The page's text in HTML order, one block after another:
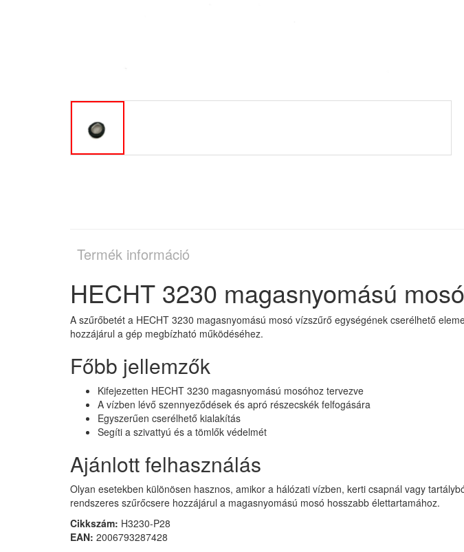
Termék információ
HECHT 3230 magasnyomású
A szűrőbetét a HECHT 3230 magasnyomású mosó vízszűrő egységének cserélhető
hozzájárul a gép megbízható működéséhez.
Főbb jellemzők
Kifejezetten HECHT 3230 magasnyomású mosóhoz tervezve
A vízben lévő szennyeződések és apró részecskék felfogására
Egyszerűen cserélhető kialakítás
Segíti a szivattyú és a tömlők védelmét
Ajánlott felhasználás
Olyan esetekben különösen hasznos, amikor a hálózati vízben, kerti csapnál vagy
rendszeres szűrőcsere hozzájárul a magasnyomású mosó hosszabb élettartamához.
Cikkszám: H3230-P28
EAN: 2006793287428